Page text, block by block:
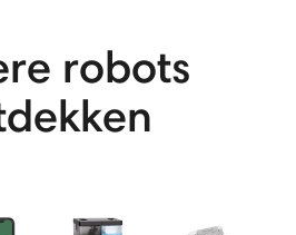
robots